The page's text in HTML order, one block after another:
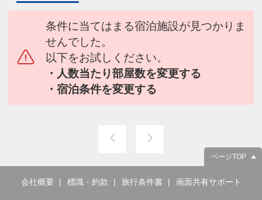
条件に当てはまる宿泊施設が見つかりま
せんでした。
以下をお試しください。
・人数当たり部屋数を変更する
・宿泊条件を変更する
ページTOP
会社概要 標識・約款 旅行条件書 画面共有サポート